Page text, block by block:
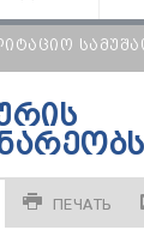
ПЕЧАТЬ